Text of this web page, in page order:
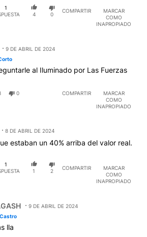
1
4 0
COMPARTIR
MARCAR
COMO
INAPROPIADO
9 DE ABRIL DE 2024
al Iluminado por Las Fuerzas
0 COMPARTIR
MARCAR
COMO
INAPROPIADO
Castro.
8 DE ABRIL DE 2024
estaban un 40% arriba del valor real.
1
1 2
COMPARTIR
MARCAR
COMO
INAPROPIADO
9 DE ABRIL DE 2024
lla